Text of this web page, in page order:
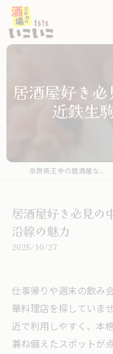
居酒屋好き必
近鉄生
奈良県王寺の居酒屋ならこだわり酒場いこいこ
居酒屋好き必見の
沿線の魅力
2025/10/27
仕事帰りや週末の飲み
華料理店を探していま
近で利用しやすく、本
兼ね備えたスポットが